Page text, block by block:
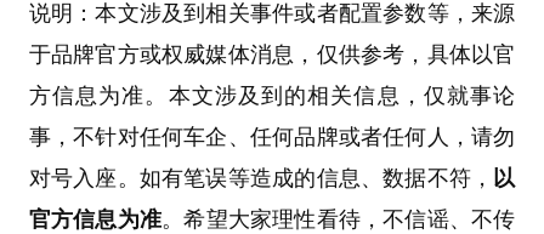
说明：本文涉及到相关事件或者配置参数等，来源
于品牌官方或权威媒体消息，仅供参考，具体以官
方信息为准。本文涉及到的相关信息，仅就事论
事，不针对任何车企、任何品牌或者任何人，请勿
对号入座。如有笔误等造成的信息、数据不符， 以
官方信息为准。希望大家理性看待，不信谣、不传